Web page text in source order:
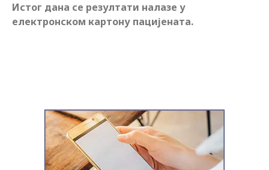
Истог дана се резултати налазе у
електронском картону пацијената.